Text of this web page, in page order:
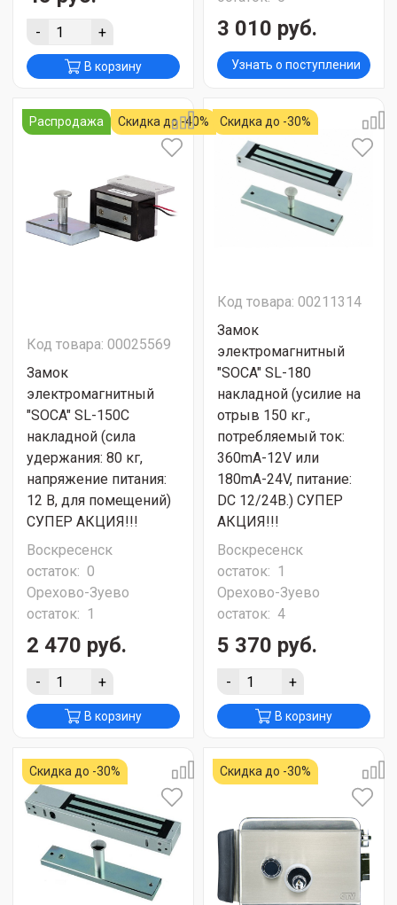
- +
В корзину
3 010 руб.
Узнать о поступлении
Распродажа Скидка до -40%
Код товара: 00025569
Замок
электромагнитный
"SOCA" SL-150С
накладной (сила
удержания: 80 кг,
напряжение питания:
12 В, для помещений)
СУПЕР АКЦИЯ!!!
Воскресенск
остаток: 0
Орехово-Зуево
остаток: 1
2 470 руб.
- +
В корзину
Скидка до -30%
Код товара: 00211314
Замок
электромагнитный
"SOCA" SL-180
накладной (усилие на
отрыв 150 кг.,
потребляемый ток:
360mA-12V или
180mA-24V, питание:
DC 12/24В.) СУПЕР
АКЦИЯ!!!
Воскресенск
остаток: 1
Орехово-Зуево
остаток: 4
5 370 руб.
- +
В корзину
Скидка до -30% Скидка до -30%